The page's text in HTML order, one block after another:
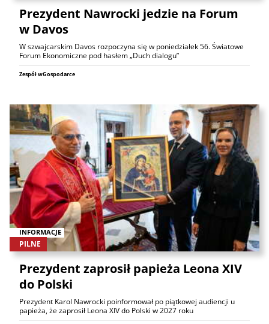
Prezydent Nawrocki jedzie na Forum
w Davos
W szwajcarskim Davos rozpoczyna się w poniedziałek 56. Światowe
Forum Ekonomiczne pod hasłem „Duch dialogu”
Zespół wGospodarce
INFORMACJE
PILNE
Prezydent zaprosił papieża Leona XIV
do Polski
Prezydent Karol Nawrocki poinformował po piątkowej audiencji u
papieża, że zaprosił Leona XIV do Polski w 2027 roku